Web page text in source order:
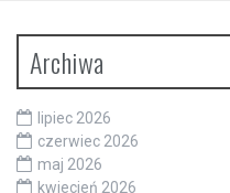
Archiwa
lipiec 2026